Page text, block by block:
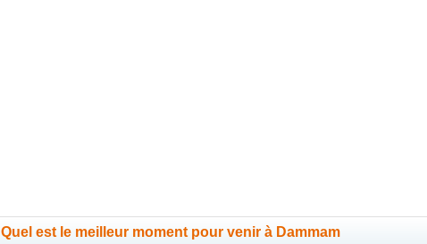
Quel est le meilleur moment pour venir à Dammam